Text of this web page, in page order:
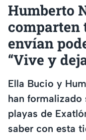
Humberto
comparten
envían
“Vive y
Ella Bucio y
han formalizado
playas de
saber con esta